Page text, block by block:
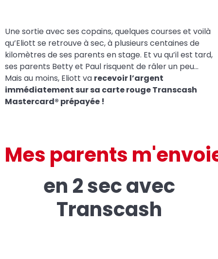
Une sortie avec ses copains, quelques courses et voilà
qu’Eliott se retrouve à sec, à plusieurs centaines de
kilomètres de ses parents en stage. Et vu qu’il est tard,
ses parents Betty et Paul risquent de râler un peu…
Mais au moins, Eliott va recevoir l’argent
immédiatement sur sa carte rouge Transcash
Mastercard® prépayée !
Mes parents
en 2 sec avec
Transcash